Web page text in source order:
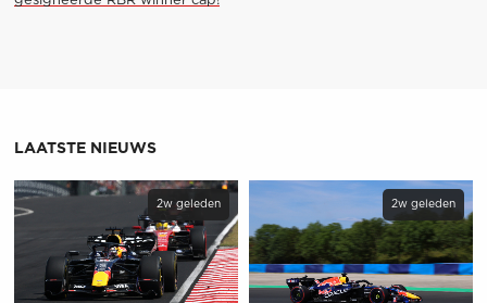
LAATSTE NIEUWS
2w geleden 2w geleden